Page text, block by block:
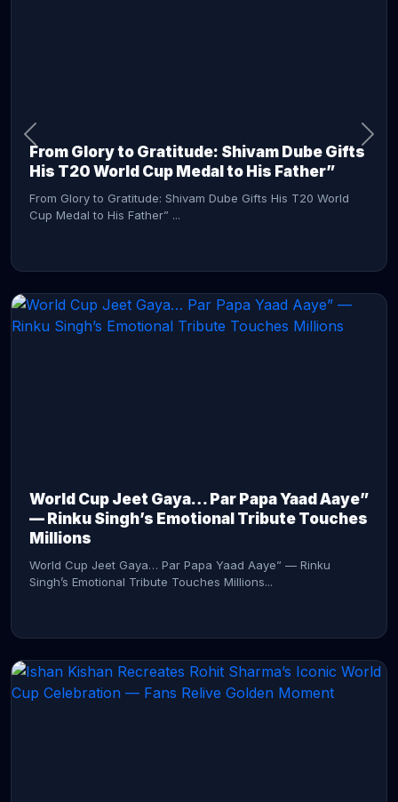
From Glory to Gratitude: Shivam Dube Gifts
His T20 World Cup Medal to His Father”
From Glory to Gratitude: Shivam Dube Gifts His T20 World
Cup Medal to His Father” ...
World Cup Jeet Gaya… Par Papa Yaad Aaye”
— Rinku Singh’s Emotional Tribute Touches
Millions
World Cup Jeet Gaya… Par Papa Yaad Aaye” — Rinku
Singh’s Emotional Tribute Touches Millions...